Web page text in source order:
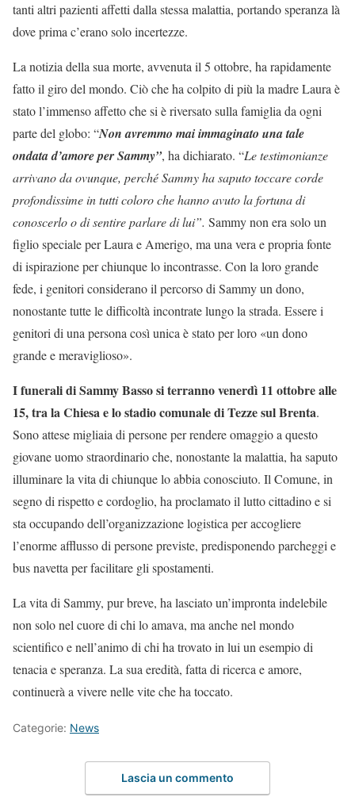
tanti altri pazienti affetti dalla stessa malattia, portando speranza là
dove prima c’erano solo incertezze.
La notizia della sua morte, avvenuta il 5 ottobre, ha rapidamente
fatto il giro del mondo. Ciò che ha colpito di più la madre Laura è
stato l’immenso affetto che si è riversato sulla famiglia da ogni
parte del globo: “Non avremmo mai immaginato una tale
ondata d’amore per Sammy”, ha dichiarato. “Le testimonianze
arrivano da ovunque, perché Sammy ha saputo toccare corde
profondissime in tutti coloro che hanno avuto la fortuna di
conoscerlo o di sentire parlare di lui”. Sammy non era solo un
figlio speciale per Laura e Amerigo, ma una vera e propria fonte
di ispirazione per chiunque lo incontrasse. Con la loro grande
fede, i genitori considerano il percorso di Sammy un dono,
nonostante tutte le difficoltà incontrate lungo la strada. Essere i
genitori di una persona così unica è stato per loro «un dono
grande e meraviglioso».
I funerali di Sammy Basso si terranno venerdì 11 ottobre alle
15, tra la Chiesa e lo stadio comunale di Tezze sul Brenta.
Sono attese migliaia di persone per rendere omaggio a questo
giovane uomo straordinario che, nonostante la malattia, ha saputo
illuminare la vita di chiunque lo abbia conosciuto. Il Comune, in
segno di rispetto e cordoglio, ha proclamato il lutto cittadino e si
sta occupando dell’organizzazione logistica per accogliere
l’enorme afflusso di persone previste, predisponendo parcheggi e
bus navetta per facilitare gli spostamenti.
La vita di Sammy, pur breve, ha lasciato un’impronta indelebile
non solo nel cuore di chi lo amava, ma anche nel mondo
scientifico e nell’animo di chi ha trovato in lui un esempio di
tenacia e speranza. La sua eredità, fatta di ricerca e amore,
continuerà a vivere nelle vite che ha toccato.
Categorie: News
Lascia un commento